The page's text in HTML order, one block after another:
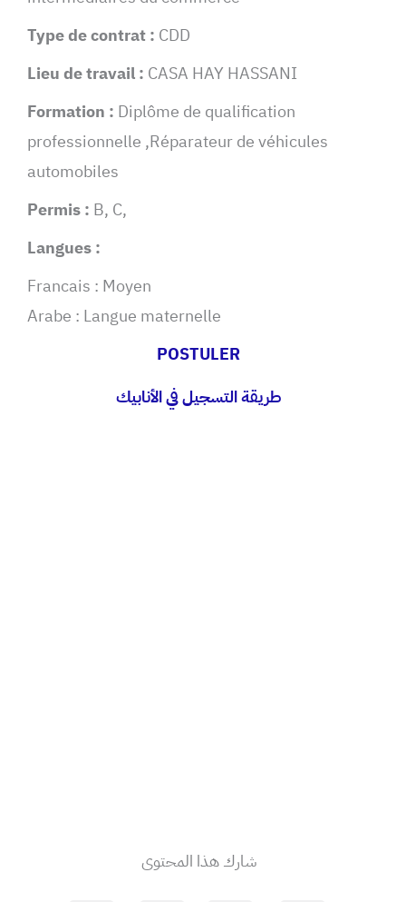
Type de contrat : CDD
Lieu de travail : CASA HAY HASSANI
Formation : Diplôme de qualification
professionnelle ,Réparateur de véhicules
automobiles
Permis : B, C,
Langues :
Francais : Moyen
Arabe : Langue maternelle
POSTULER
طريقة التسجيل في الأنابيك
شارك هذا المحتوى